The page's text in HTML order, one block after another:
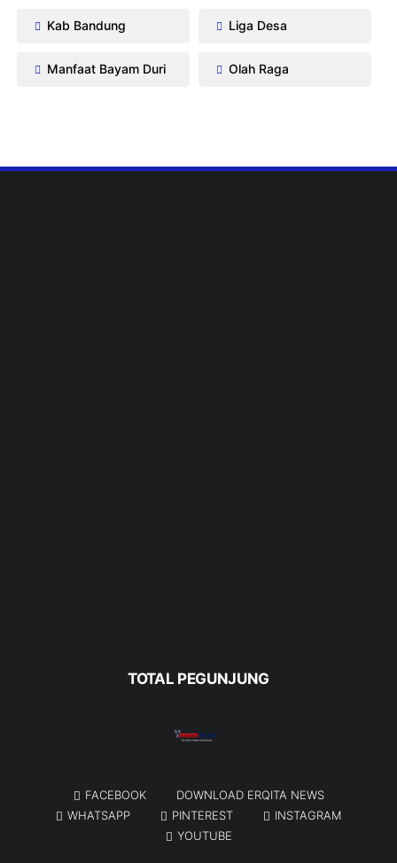
Kab Bandung Liga Desa
Manfaat Bayam Duri Olah Raga
TOTAL PEGUNJUNG
FACEBOOK
DOWNLOAD ERQITA NEWS
WHATSAPP
PINTEREST
INSTAGRAM
YOUTUBE